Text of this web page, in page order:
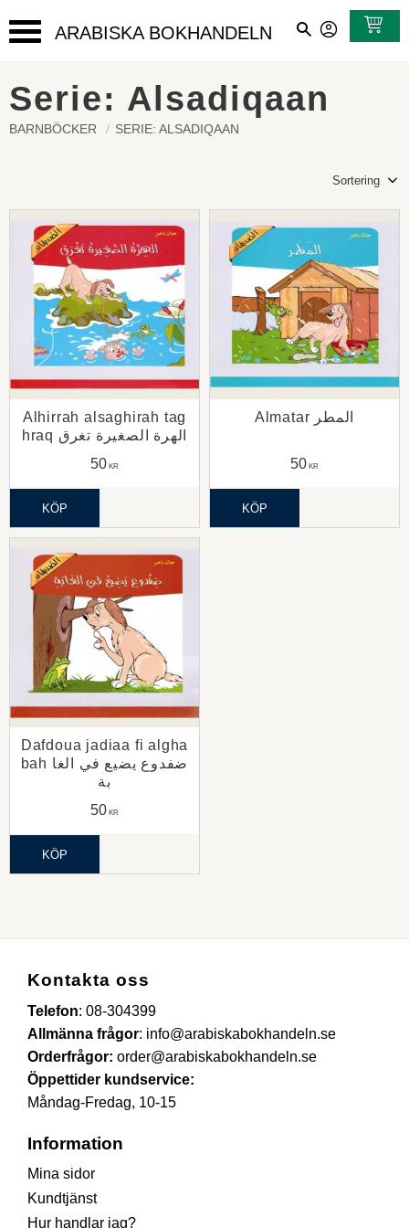
Meny ARABISKA BOKHANDELN
Serie: Alsadiqaan
BARNBÖCKER SERIE: ALSADIQAAN
Alhirrah alsaghirah tag
hraq الهرة الصغيرة تغرق
50 KR
KÖP
Almatar المطر
50 KR
KÖP
Dafdoua jadiaa fi algha
bah ضفدوع يضيع في الغا
بة
50 KR
KÖP
Kontakta oss
Telefon: 08-304399
Allmänna frågor: info@arabiskabokhandeln.se
Orderfrågor: order@arabiskabokhandeln.se
Öppettider kundservice:
Måndag-Fredag, 10-15
Information
Mina sidor
Kundtjänst
Hur handlar jag?